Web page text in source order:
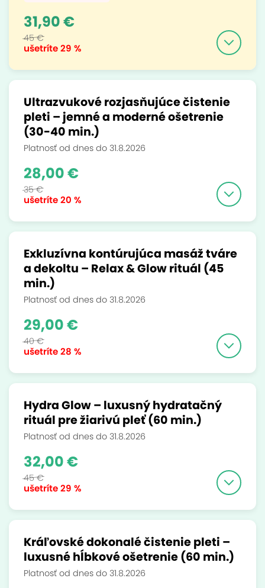
ušetríte29 %
31,90 €
45 €
Ultrazvukové rozjasňujúce čistenie
pleti – jemné a moderné ošetrenie
(30-40 min.)
Platnosť od dnes do 31.8.2026
ušetríte20 %
28,00 €
35 €
Exkluzívna kontúrujúca masáž tváre
a dekoltu – Relax & Glow rituál (45
min.)
Platnosť od dnes do 31.8.2026
ušetríte28 %
29,00 €
40 €
Hydra Glow – luxusný hydratačný
rituál pre žiarivú pleť (60 min.)
Platnosť od dnes do 31.8.2026
ušetríte29 %
32,00 €
45 €
Kráľovské dokonalé čistenie pleti –
luxusné hĺbkové ošetrenie (60 min.)
Platnosť od dnes do 31.8.2026